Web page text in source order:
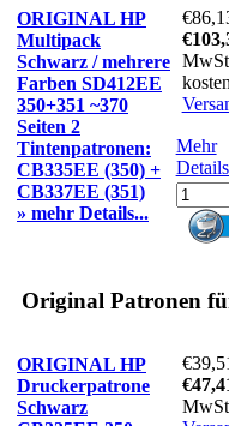
ORIGINAL HP
Multipack
Schwarz / mehrere
Farben SD412EE
350+351 ~370
Seiten 2
Tintenpatronen:
CB335EE (350) +
CB337EE (351)
» mehr Details...
Mehr
Original Patronen
ORIGINAL HP
Druckerpatrone
Schwarz